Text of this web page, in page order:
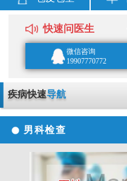
快速问医生
微信咨询
19907770772
疾病快速导航
男科检查